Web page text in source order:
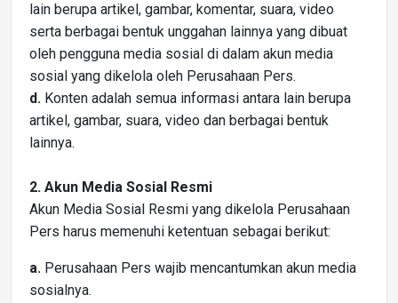
lain berupa artikel, gambar, komentar, suara, video
serta berbagai bentuk unggahan lainnya yang dibuat
oleh pengguna media sosial di dalam akun media
sosial yang dikelola oleh Perusahaan Pers.
d. Konten adalah semua informasi antara lain berupa
artikel, gambar, suara, video dan berbagai bentuk
lainnya.
2. Akun Media Sosial Resmi
Akun Media Sosial Resmi yang dikelola Perusahaan
Pers harus memenuhi ketentuan sebagai berikut:
a. Perusahaan Pers wajib mencantumkan akun media
sosialnya.